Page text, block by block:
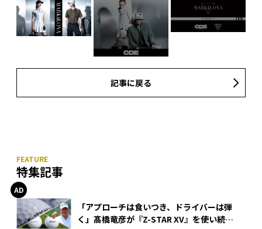
記事に戻る
特集記事
「アプローチは食いつき、ドライバーは弾
く」髙橋竜彦が『Z-STAR XV』を使い続け